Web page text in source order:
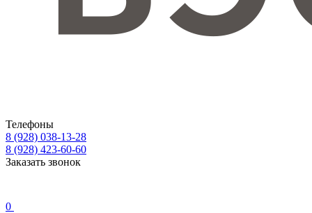
Телефоны
8 (928) 038-13-28
8 (928) 423-60-60
Заказать звонок
0